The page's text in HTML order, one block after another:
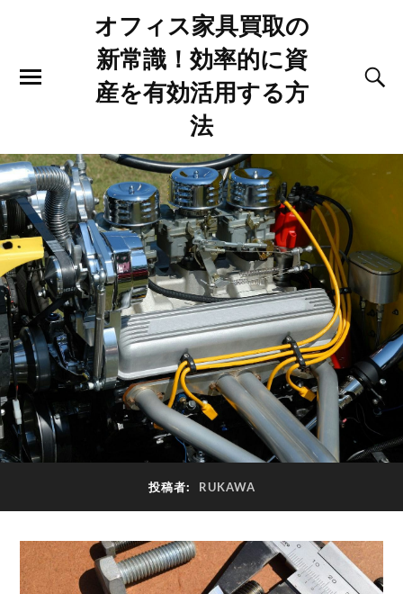
オフィス家具買取の
新常識！効率的に資
産を有効活用する方
法
投稿者: RUKAWA